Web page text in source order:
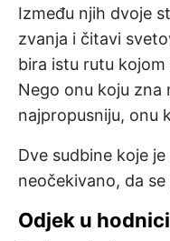
Između njih dvoje
zvanja i čitavi
bira istu rutu
Nego onu koju zna
najpropusniju, onu
Dve sudbine koje
neočekivano, da se
Odjek u